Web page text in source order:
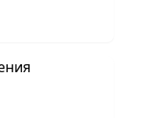
«О